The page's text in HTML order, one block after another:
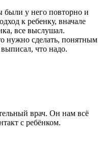
у него повторно и
к ребенку, вначале
все выслушал.
нужно сделать, понятным
выписал, что надо.
врач. Он нам всё
с ребёнком.